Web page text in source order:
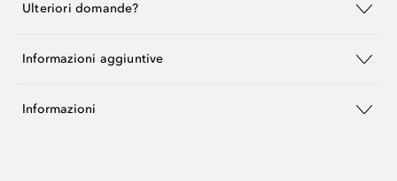
Ulteriori domande?
Informazioni aggiuntive
Informazioni